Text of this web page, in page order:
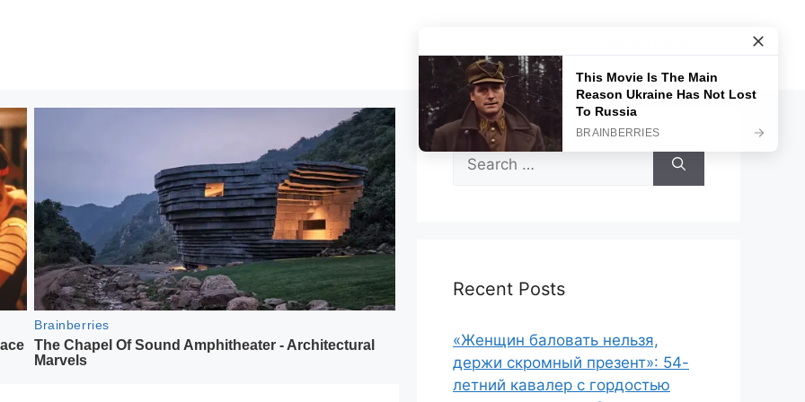
Search
for:
Recent Posts
«Женщин баловать нельзя,
держи скромный презент»: 54-
летний кавалер с гордостью